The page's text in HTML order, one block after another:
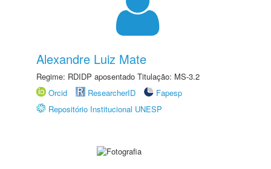
Alexandre Luiz Mate
Regime: RDIDP aposentado Titulação: MS-3.2
Orcid
ResearcherID
Fapesp
Repositório Institucional UNESP